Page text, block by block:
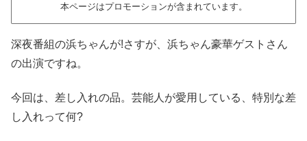
本ページはプロモーションが含まれています。
深夜番組の浜ちゃんが!さすが、浜ちゃん豪華ゲストさん
の出演ですね。
今回は、差し入れの品。芸能人が愛用している、特別な差
し入れって何?